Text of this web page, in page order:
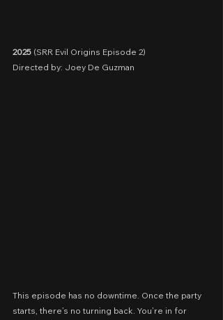
2025 (SRR Evil Origins Episode 2)
Directed by: Joey De Guzman
This episode has no downtime. Once the party
starts, there’s no turning back. You’re in for